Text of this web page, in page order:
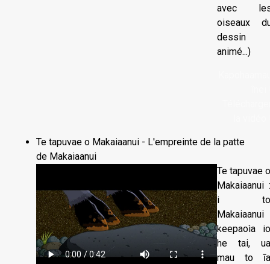
avec
oiseaux
dessin
animé...)
Te tapuvae o Makaiaanui - L'empreinte de la patte
de Makaiaanui
Te tapuvae o
Makaiaanui :
i to
Makaiaanui
keepaoìa io
he tai, ua
mau to īa